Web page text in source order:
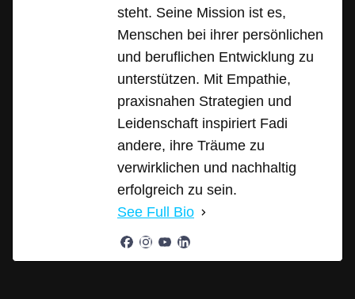
steht. Seine Mission ist es,
Menschen bei ihrer persönlichen
und beruflichen Entwicklung zu
unterstützen. Mit Empathie,
praxisnahen Strategien und
Leidenschaft inspiriert Fadi
andere, ihre Träume zu
verwirklichen und nachhaltig
erfolgreich zu sein.
See Full Bio